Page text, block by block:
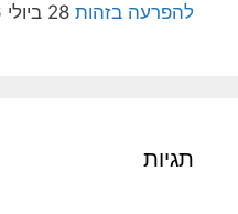
להפרעה בזהות 28 ביולי 2026
תגיות